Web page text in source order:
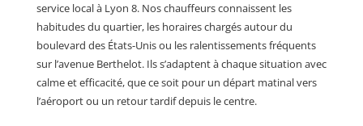
service local à Lyon 8. Nos chauffeurs connaissent les
habitudes du quartier, les horaires chargés autour du
boulevard des États-Unis ou les ralentissements fréquents
sur l’avenue Berthelot. Ils s’adaptent à chaque situation avec
calme et efficacité, que ce soit pour un départ matinal vers
l’aéroport ou un retour tardif depuis le centre.